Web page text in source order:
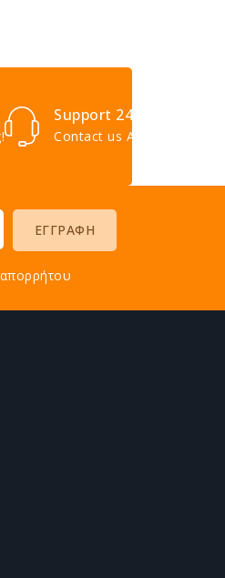
Support 24/7
Contact us Anytime